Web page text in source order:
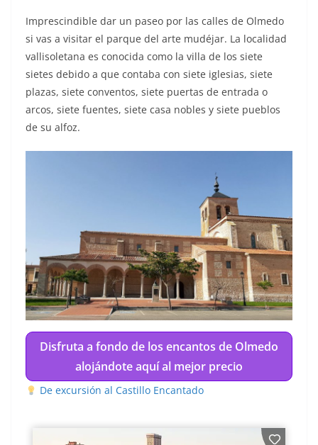
Imprescindible dar un paseo por las calles de Olmedo
si vas a visitar el parque del arte mudéjar. La localidad
vallisoletana es conocida como la villa de los siete
sietes debido a que contaba con siete iglesias, siete
plazas, siete conventos, siete puertas de entrada o
arcos, siete fuentes, siete casa nobles y siete pueblos
de su alfoz.
Disfruta a fondo de los encantos de Olmedo
alojándote aquí al mejor precio
De excursión al Castillo Encantado